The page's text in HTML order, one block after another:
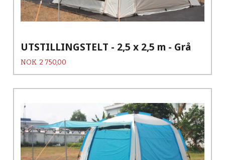
UTSTILLINGSTELT - 2,5 x 2,5 m - Grå
Pris
NOK 2 750,00